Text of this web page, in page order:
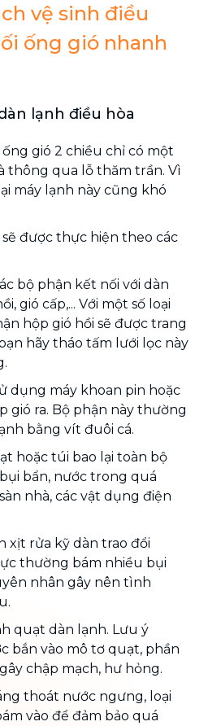
vệ sinh điều
ống gió nhanh
lạnh điều hòa
gió 2 chiều chỉ có một
thông qua lỗ thăm trần. Vì
máy lạnh này cũng khó
được thực hiện theo các
bộ phận kết nối với dàn
gió cấp,... Với một số loại
hộp gió hồi sẽ được trang
hãy tháo tấm lưới lọc này
dụng máy khoan pin hoặc
gió ra. Bộ phận này thường
bằng vít đuôi cá.
hoặc túi bao lại toàn bộ
bẩn, nước trong quá
nhà, các vật dụng điện
xịt rửa kỹ dàn trao đổi
thường bám nhiều bụi
nhân gây nên tình
quạt dàn lạnh. Lưu ý
bắn vào mô tơ quạt, phần
chập mạch, hư hỏng.
thoát nước ngưng, loại
vào để đảm bảo quá